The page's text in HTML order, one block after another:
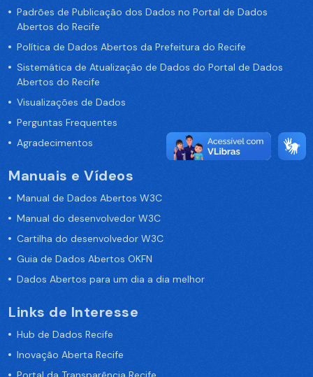
Padrões de Publicação dos Dados no Portal de Dados
Abertos do Recife
Política de Dados Abertos da Prefeitura do Recife
Sistemática de Atualização de Dados do Portal de Dados
Abertos do Recife
Visualizações de Dados
Perguntas Frequentes
Agradecimentos
Manuais e Vídeos
Manual de Dados Abertos W3C
Manual do desenvolvedor W3C
Cartilha do desenvolvedor W3C
Guia de Dados Abertos OKFN
Dados Abertos para um dia a dia melhor
Links de Interesse
Hub de Dados Recife
Inovação Aberta Recife